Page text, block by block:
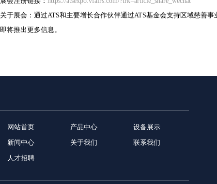
关于展会：通过ATS和主要增长合作伙伴通过ATS基金会支持区域慈善事
即将推出更多信息。
网站首页 产品中心 设备展示
新闻中心 关于我们 联系我们
人才招聘